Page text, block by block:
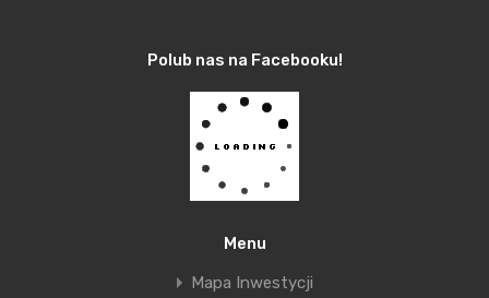
dedykowany koordynator, który jest z nim od
początku aż do odbioru wysprzątanego mieszkania.
Zanim rozpoczną się prace projektanci
przygotowują i omawiają szczegółowo aranżacje
wnętrz. O realizacjach „pod klucz” rozmawiamy z
Inwestycje firmy Excellent S.A. lidera na rynku
wykończeń „pod klucz”. Jarosław Knap :…
Polub nas na Facebooku!
Menu
Mapa Inwestycji